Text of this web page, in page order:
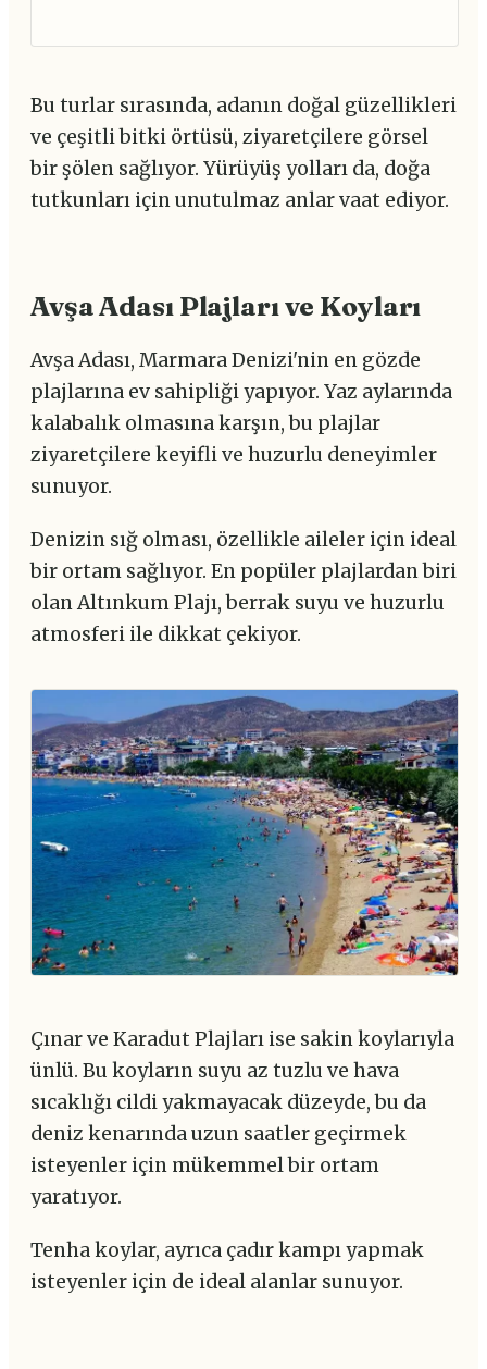
Bu turlar sırasında, adanın doğal güzellikleri
ve çeşitli bitki örtüsü, ziyaretçilere görsel
bir şölen sağlıyor. Yürüyüş yolları da, doğa
tutkunları için unutulmaz anlar vaat ediyor.
Avşa Adası Plajları ve Koyları
Avşa Adası, Marmara Denizi'nin en gözde
plajlarına ev sahipliği yapıyor. Yaz aylarında
kalabalık olmasına karşın, bu plajlar
ziyaretçilere keyifli ve huzurlu deneyimler
sunuyor.
Denizin sığ olması, özellikle aileler için ideal
bir ortam sağlıyor. En popüler plajlardan biri
olan Altınkum Plajı, berrak suyu ve huzurlu
atmosferi ile dikkat çekiyor.
Çınar ve Karadut Plajları ise sakin koylarıyla
ünlü. Bu koyların suyu az tuzlu ve hava
sıcaklığı cildi yakmayacak düzeyde, bu da
deniz kenarında uzun saatler geçirmek
isteyenler için mükemmel bir ortam
yaratıyor.
Tenha koylar, ayrıca çadır kampı yapmak
isteyenler için de ideal alanlar sunuyor.